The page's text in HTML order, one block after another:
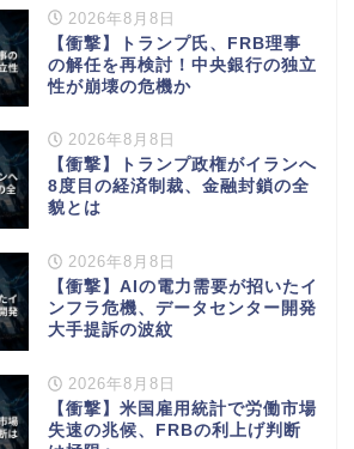
2026年8月8日
【衝撃】トランプ氏、FRB理事
の解任を再検討！中央銀行の独立
性が崩壊の危機か
2026年8月8日
【衝撃】トランプ政権がイランへ
8度目の経済制裁、金融封鎖の全
貌とは
2026年8月8日
【衝撃】AIの電力需要が招いたイ
ンフラ危機、データセンター開発
大手提訴の波紋
2026年8月8日
【衝撃】米国雇用統計で労働市場
失速の兆候、FRBの利上げ判断